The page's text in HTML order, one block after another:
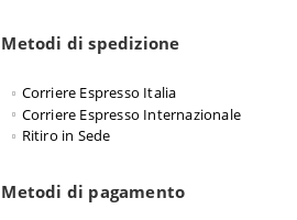
Metodi di spedizione
Corriere Espresso Italia
Corriere Espresso Internazionale
Ritiro in Sede
Metodi di pagamento